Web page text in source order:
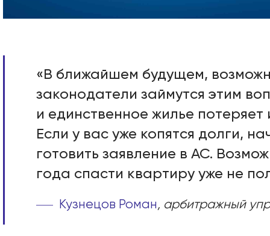
«В ближайшем будущем,
законодатели займутся этим
и единственное жилье потеряет
Если у вас уже копятся долги,
готовить заявление в АС.
года спасти квартиру уже не
Кузнецов Роман, арбитражный